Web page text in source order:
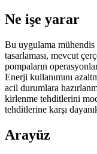
Ne işe yarar
Bu uygulama mühendis
tasarlaması, mevcut
pompaların
Enerji kullanımını
acil durumlara
kirlenme tehditlerini
tehditlerine karşı
Arayüz